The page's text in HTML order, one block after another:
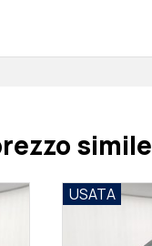
simile
USATA